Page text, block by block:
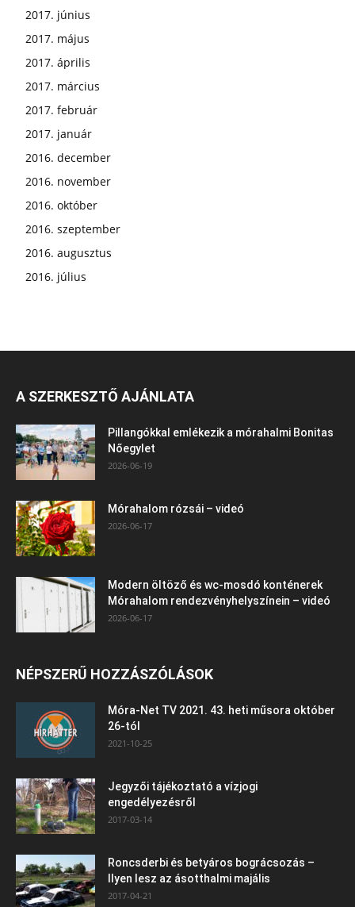
2017. június
2017. május
2017. április
2017. március
2017. február
2017. január
2016. december
2016. november
2016. október
2016. szeptember
2016. augusztus
2016. július
A SZERKESZTŐ AJÁNLATA
Pillangókkal emlékezik a mórahalmi Bonitas
Nőegylet
2026-06-19
Mórahalom rózsái – videó
2026-06-17
Modern öltöző és wc-mosdó konténerek
Mórahalom rendezvényhelyszínein – videó
2026-06-17
NÉPSZERŰ HOZZÁSZÓLÁSOK
Móra-Net TV 2021. 43. heti műsora október
26-tól
2021-10-25
Jegyzői tájékoztató a vízjogi
engedélyezésről
2017-03-14
Roncsderbi és betyáros bográcsozás –
Ilyen lesz az ásotthalmi majális
2017-04-21